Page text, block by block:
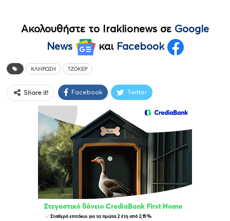
Ακολουθήστε το Iraklionews σε Google
News
και Facebook
ΚΛΉΡΩΣΗ ΤΖΌΚΕΡ
Share it! Facebook Twitter